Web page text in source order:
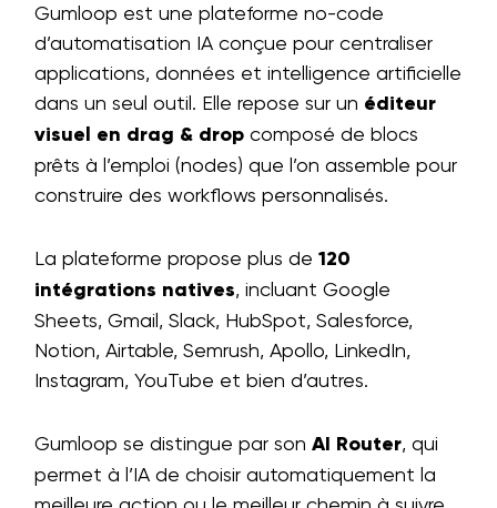
Gumloop est une plateforme no-code
d’automatisation IA conçue pour centraliser
applications, données et intelligence artificielle
dans un seul outil. Elle repose sur un éditeur
visuel en drag & drop composé de blocs
prêts à l’emploi (nodes) que l’on assemble pour
construire des workflows personnalisés.
La plateforme propose plus de 120
intégrations natives, incluant Google
Sheets, Gmail, Slack, HubSpot, Salesforce,
Notion, Airtable, Semrush, Apollo, LinkedIn,
Instagram, YouTube et bien d’autres.
Gumloop se distingue par son AI Router, qui
permet à l’IA de choisir automatiquement la